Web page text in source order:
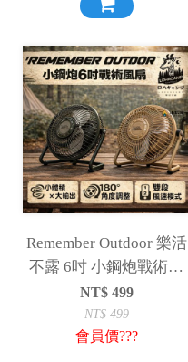
Remember Outdoor 樂活
不露 6吋 小鋼炮戰術風
扇 IF-601 S/G 吊掛扇 桌
扇 循環扇 風扇 露營
NT$ 499
NT$499
會員價???